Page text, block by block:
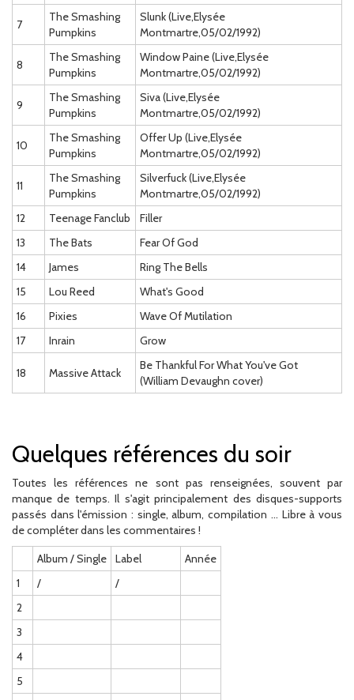
7
The Smashing
Pumpkins
Slunk (Live,Elysée
Montmartre,05/02/1992)
8
The Smashing
Pumpkins
Window Paine (Live,Elysée
Montmartre,05/02/1992)
9
The Smashing
Pumpkins
Siva (Live,Elysée
Montmartre,05/02/1992)
10
The Smashing
Pumpkins
Offer Up (Live,Elysée
Montmartre,05/02/1992)
11
The Smashing
Pumpkins
Silverfuck (Live,Elysée
Montmartre,05/02/1992)
12
Teenage Fanclub
Filler
13
The Bats
Fear Of God
14
James
Ring The Bells
15
Lou Reed
What's Good
16
Pixies
Wave Of Mutilation
17
Inrain Grow
18 Massive Attack
Be Thankful For What You've Got
(William Devaughn cover)
Quelques références du soir
Toutes les références ne sont pas renseignées, souvent par
manque de temps. Il s'agit principalement des disques-supports
passés dans l'émission : single, album, compilation ... Libre à vous
de compléter dans les commentaires !
Album / Single
Label
Année
1
/
/
2
3
4
5